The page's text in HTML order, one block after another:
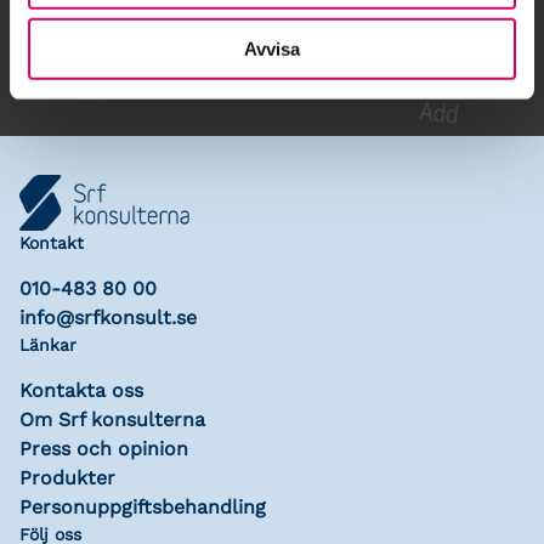
Avvisa
Lägg till i kalender
Kontakt
010-483 80 00
info@srfkonsult.se
Länkar
Kontakta oss
Om Srf konsulterna
Press och opinion
Produkter
Personuppgiftsbehandling
Följ oss